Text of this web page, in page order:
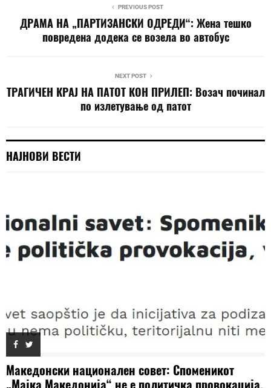
PREVIOUS POST
ДРАМА НА „ПАРТИЗАНСКИ ОДРЕДИ“: Жена тешко
повредена додека се возела во автобус
NEXT POST
ТРАГИЧЕН КРАЈ НА ПАТОТ КОН ПРИЛЕП: Возач починал
по излетување од патот
НАЈНОВИ ВЕСТИ
Македонски национален совет: Споменикот